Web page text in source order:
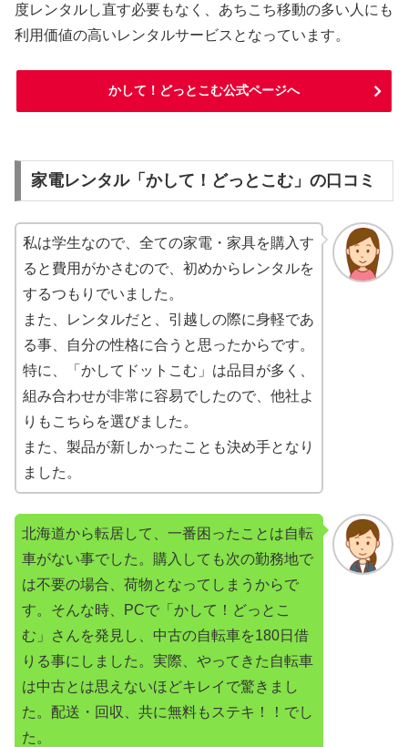
度レンタルし直す必要もなく、あちこち移動の多い人にも
利用価値の高いレンタルサービスとなっています。
かして！どっとこむ公式ページへ
家電レンタル「かして！どっとこむ」の口コミ
私は学生なので、全ての家電・家具を購入す
ると費用がかさむので、初めからレンタルを
するつもりでいました。
また、レンタルだと、引越しの際に身軽であ
る事、自分の性格に合うと思ったからです。
特に、「かしてドットこむ」は品目が多く、
組み合わせが非常に容易でしたので、他社よ
りもこちらを選びました。
また、製品が新しかったことも決め手となり
ました。
北海道から転居して、一番困ったことは自転
車がない事でした。購入しても次の勤務地で
は不要の場合、荷物となってしまうからで
す。そんな時、PCで「かして！どっとこ
む」さんを発見し、中古の自転車を180日借
りる事にしました。実際、やってきた自転車
は中古とは思えないほどキレイで驚きまし
た。配送・回収、共に無料もステキ！！でし
た。